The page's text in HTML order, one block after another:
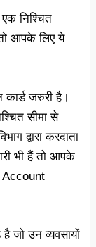
निश्चित
आपके लिए ये
जरुरी है।
सीमा से
द्वारा करदाता
भी हैं तो आपके
Account
जो उन व्यवसायों